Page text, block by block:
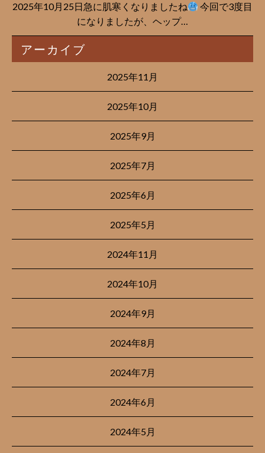
2025年10月25日急に肌寒くなりましたね
今回で3度目
になりましたが、ヘップ…
アーカイブ
2025年11月
2025年10月
2025年9月
2025年7月
2025年6月
2025年5月
2024年11月
2024年10月
2024年9月
2024年8月
2024年7月
2024年6月
2024年5月